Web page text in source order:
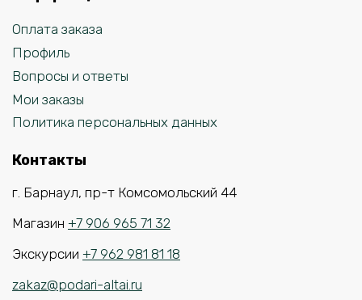
Оплата заказа
Профиль
Вопросы и ответы
Мои заказы
Политика персональных данных
Контакты
г. Барнаул, пр-т Комсомольский 44
Магазин +7 906 965 71 32
Экскурсии +7 962 981 81 18
zakaz@podari-altai.ru